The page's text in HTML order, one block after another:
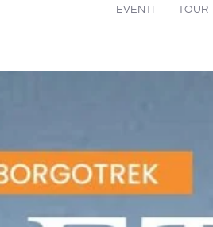
EVENTI TOUR